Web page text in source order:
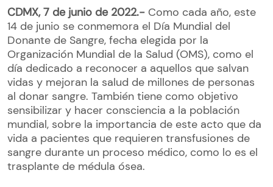
CDMX, 7 de junio de 2022.- Como cada año, este
14 de junio se conmemora el Día Mundial del
Donante de Sangre, fecha elegida por la
Organización Mundial de la Salud (OMS), como el
día dedicado a reconocer a aquellos que salvan
vidas y mejoran la salud de millones de personas
al donar sangre. También tiene como objetivo
sensibilizar y hacer consciencia a la población
mundial, sobre la importancia de este acto que da
vida a pacientes que requieren transfusiones de
sangre durante un proceso médico, como lo es el
trasplante de médula ósea.